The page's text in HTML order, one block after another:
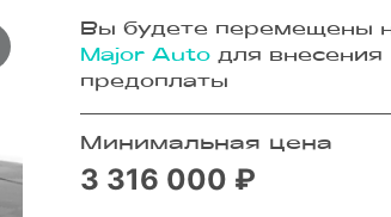
Вы будете перемещены
Major Auto для внесения
предоплаты
Минимальная цена
3 316 000 ₽